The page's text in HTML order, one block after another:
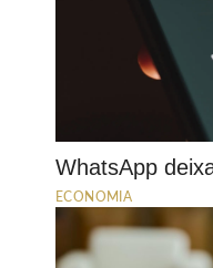
WhatsApp
ECONOMIA